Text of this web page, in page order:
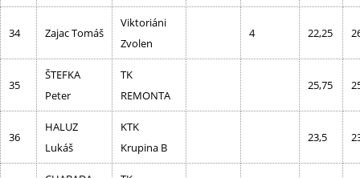
34 Zajac Tomáš
Viktoriáni
Zvolen
4 22,25
35
ŠTEFKA
Peter
TK
REMONTA
25,75
36
HALUZ
Lukáš
KTK
Krupina B
23,5